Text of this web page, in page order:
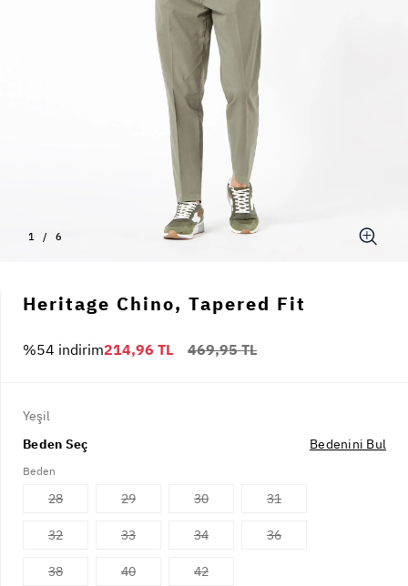
1 / 6
Heritage Chino, Tapered Fit
469,95 TL
%54 indirim214,96 TL
Yeşil
Beden Seç
Bedenini Bul
Beden
28 29 30 31
32 33 34 36
38 40 42